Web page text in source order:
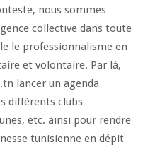
nous sommes
collective dans toute
le professionnalisme en
et volontaire. Par là,
lancer un agenda
différents clubs
etc. ainsi pour rendre
tunisienne en dépit